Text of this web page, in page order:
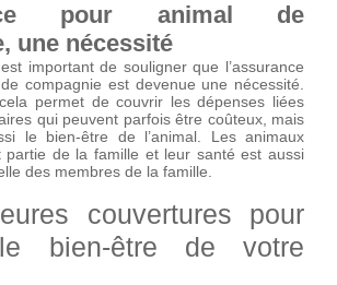
pour animal de
une nécessité
important de souligner que l’assurance
compagnie est devenue une nécessité.
permet de couvrir les dépenses liées
qui peuvent parfois être coûteux, mais
le bien-être de l’animal. Les animaux
partie de la famille et leur santé est aussi
des membres de la famille.
couvertures pour
bien-être de votre